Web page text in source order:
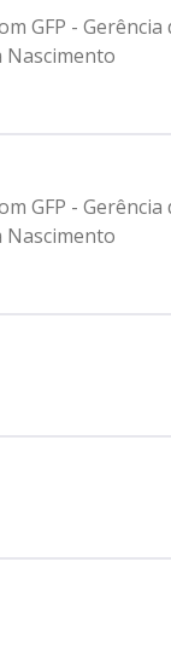
GFP -
Nascimento
GFP -
Nascimento